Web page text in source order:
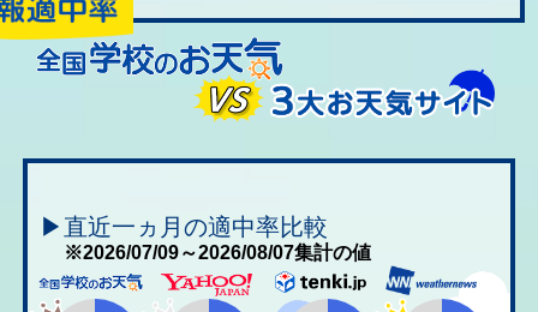
▶直近一ヵ月の適中率比較
※2026/07/09～2026/08/07集計の値